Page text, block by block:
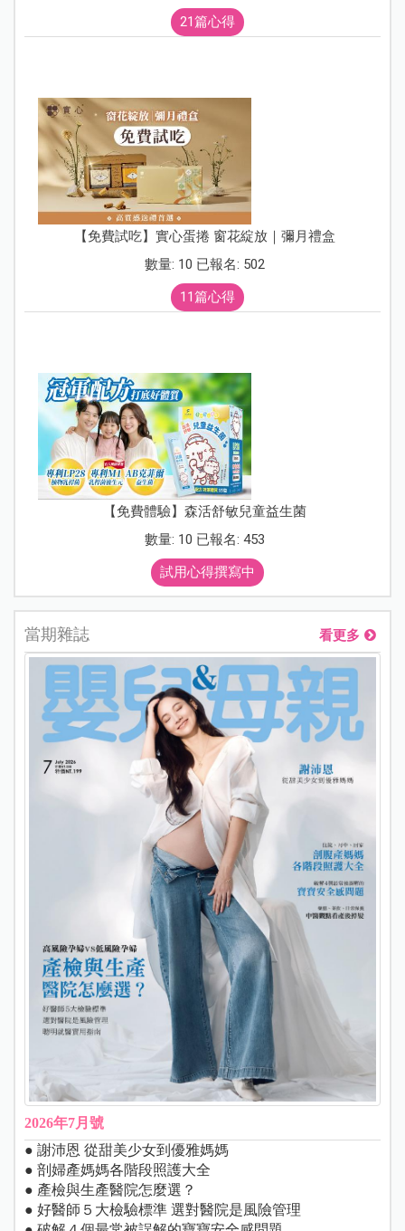
21篇心得
【免費試吃】實心蛋捲 窗花綻放｜彌月禮盒
數量: 10 已報名: 502
11篇心得
【免費體驗】森活舒敏兒童益生菌
數量: 10 已報名: 453
試用心得撰寫中
當期雜誌 看更多
2026年7月號
● 謝沛恩 從甜美少女到優雅媽媽
● 剖婦產媽媽各階段照護大全
● 產檢與生產醫院怎麼選？
● 好醫師５大檢驗標準 選對醫院是風險管理